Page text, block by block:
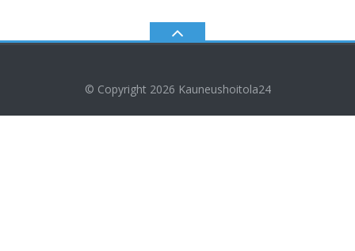
© Copyright 2026 Kauneushoitola24